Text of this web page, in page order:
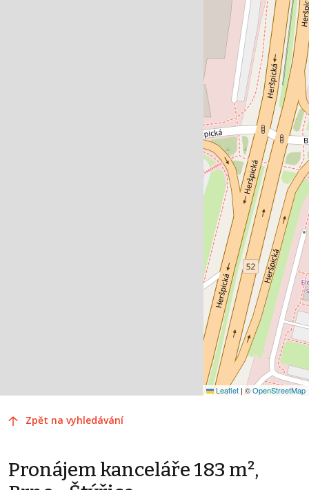
Leaflet | ©OpenStreetMap
Zpět na vyhledávání
Pronájem kanceláře 183 m²,